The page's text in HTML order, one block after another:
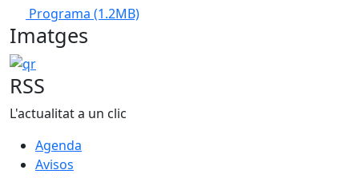
Programa (1.2MB)
Imatges
qr
RSS
L'actualitat a un clic
Agenda
Avisos